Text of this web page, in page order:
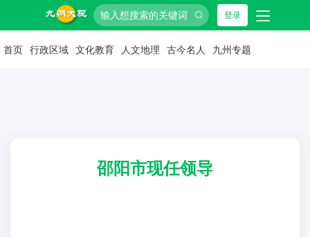
登录
首页 行政区域 文化教育 人文地理 古今名人 九州专题
邵阳市现任领导